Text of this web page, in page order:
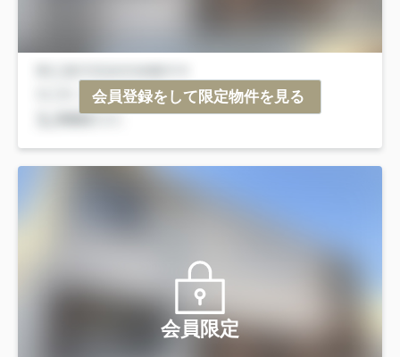
会員登録をして限定物件を見る
会員限定